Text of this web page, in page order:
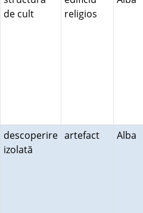
de cult
religios
descoperire
izolată
artefact Alba